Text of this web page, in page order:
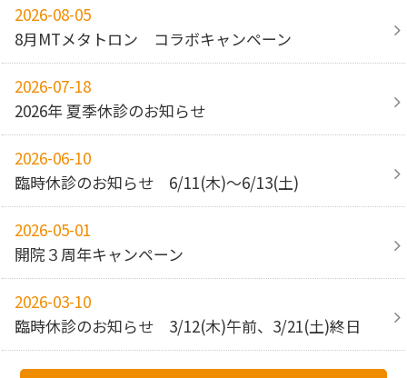
2026-08-05
8月MTメタトロン コラボキャンペーン
2026-07-18
2026年 夏季休診のお知らせ
2026-06-10
臨時休診のお知らせ 6/11(木)～6/13(土)
2026-05-01
開院３周年キャンペーン
2026-03-10
臨時休診のお知らせ 3/12(木)午前、3/21(土)終日